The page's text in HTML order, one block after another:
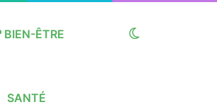
BIEN-ÊTRE
SANTÉ